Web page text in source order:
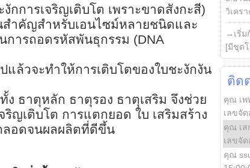
กการเจริญเติบโต เพราะขาดสังกะสี)
สำคัญสำหรับเอนไซม์หลายชนิดและ
การถอดรหัสพันธุกรรม (DNA
แล้วจะทำให้การเติบโตของใบชะงักงัน
ธาตุหลัก ธาตุรอง ธาตุเสริม จึงช่วย
ริญเติบโต การแตกยอด ใบ เสริมสร้าง
อดจนผลผลิตที่ดีขึ้น
วิเคร
→เริ่ม
[มีชุดโ
ติด
คุณ เพ
เลขจัด
คุณ เส
เลขจัด
คุณ